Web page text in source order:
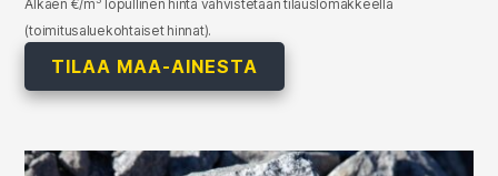
Alkaen €/m
lopullinen hinta vahvistetaan tilauslomakkeella
(toimitusaluekohtaiset hinnat).
TILAA MAA-AINESTA